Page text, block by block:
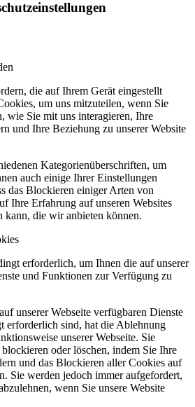
die auf Ihrem Gerät eingestellt
um uns mitzuteilen, wenn Sie
wie Sie mit uns interagieren, Ihre
und Ihre Beziehung zu unserer Website
Kategorienüberschriften, um
auch einige Ihrer Einstellungen
das Blockieren einiger Arten von
Ihre Erfahrung auf unseren Websites
kann, die wir anbieten können.
erforderlich, um Ihnen die auf unserer
und Funktionen zur Verfügung zu
unserer Webseite verfügbaren Dienste
erforderlich sind, hat die Ablehnung
unserer Webseite. Sie
oder löschen, indem Sie Ihre
und das Blockieren aller Cookies auf
Sie werden jedoch immer aufgefordert,
wenn Sie unsere Website